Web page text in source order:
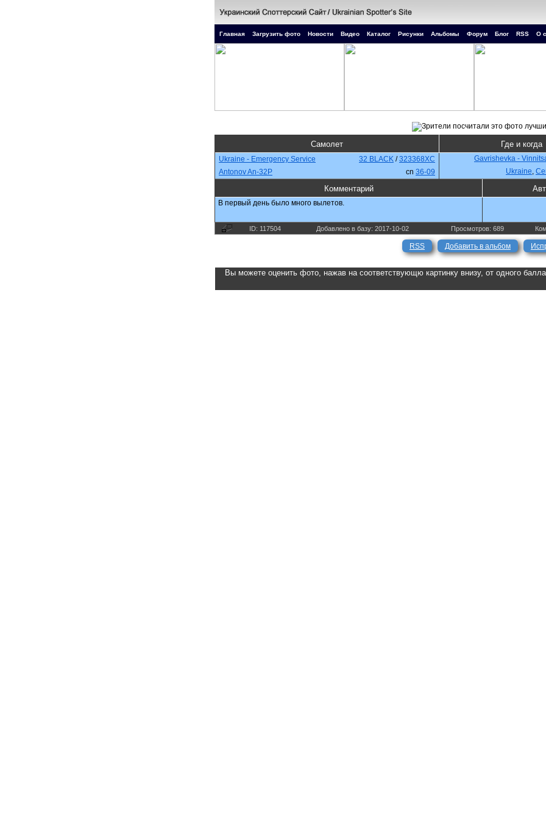
Главная Загрузить фото Новости Видео Каталог Рисунки Альбомы Форум Блог RSS О
Самолет Где и когда
Ukraine - Emergency Service 32 BLACK /323368XC
Gavrishevka -
Antonov An-32P
cn 36-09 Ukraine,
Комментарий
В первый день было много вылетов.
ID: 117504 Добавлено в базу: 2017-10-02 Просмотров: 689
RSS Добавить в альбом
Вы можете оценить фото, нажав на соответствующю картинку внизу, от одного